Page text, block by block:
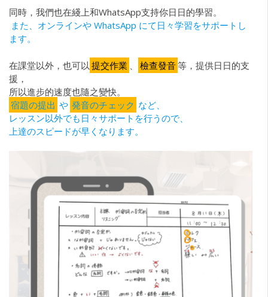
同時，我們也在綫上和WhatsApp支持你日日的學習。
また、オンラインや WhatsApp にて日々学習をサポートし
ます。
在課堂以外，也可以 提交作業 檢查發音等，提供日日的支
援，
所以進步的速度也隨之變快。
宿題の提出 や 発音のチェック など、
レッスン以外でも日々サポートを行うので、
上達のスピードが早くなります。